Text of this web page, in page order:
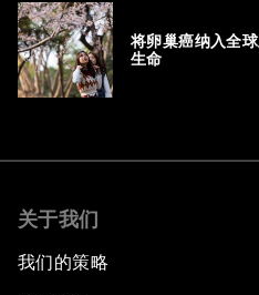
将卵巢癌纳入全
生命
关于我们
我们的策略